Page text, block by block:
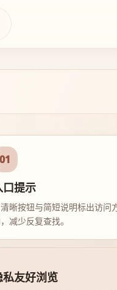
01
口提示
晰按钮与简短说明标出访问
减少反复查找。
私友好浏览